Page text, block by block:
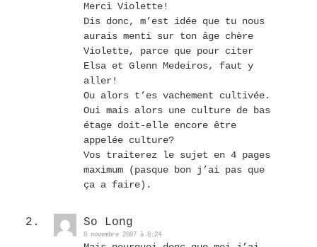
Merci Violette!
Dis donc, m’est idée que tu nous
aurais menti sur ton âge chère
Violette, parce que pour citer
Elsa et Glenn Medeiros, faut y
aller!
Ou alors t’es vachement cultivée.
Oui mais alors une culture de bas
étage doit-elle encore être
appelée culture?
Vos traiterez le sujet en 4 pages
maximum (pasque bon j’ai pas que
ça a faire).
So Long
8 novembre 2007 à 8:24